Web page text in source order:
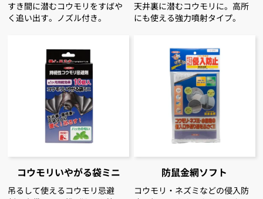
すき間に潜むコウモリをすばや
く追い出す。ノズル付き。
天井裏に潜むコウモリに。高所
にも使える強力噴射タイプ。
コウモリいやがる袋ミニ
吊るして使えるコウモリ忌避
防鼠金網ソフト
コウモリ・ネズミなどの侵入防